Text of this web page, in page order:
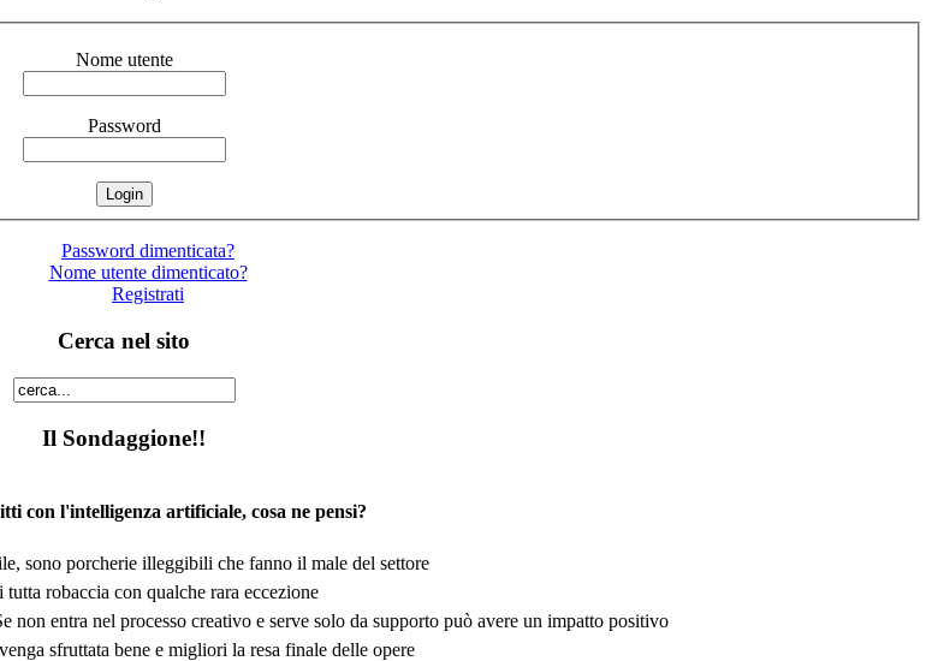
Nome utente
Password
Password dimenticata?
Nome utente dimenticato?
Registrati
Cerca nel sito
Il Sondaggione!!
con l'intelligenza artificiale, cosa ne pensi?
sono porcherie illeggibili che fanno il male del settore
tutta robaccia con qualche rara eccezione
non entra nel processo creativo e serve solo da supporto può avere un impatto positivo
sfruttata bene e migliori la resa finale delle opere